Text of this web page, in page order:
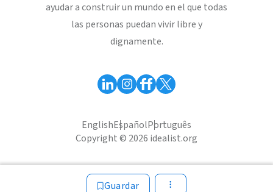
Guardar
ayudar a construir un mundo en el que todas
las personas puedan vivir libre y
dignamente.
EnglishEspañolPortuguês
Copyright © 2026 idealist.org